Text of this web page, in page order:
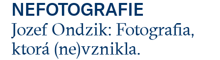
NEFOTOGRAFIE
Jozef Ondzik: Fotografia,
ktorá (ne)vznikla.